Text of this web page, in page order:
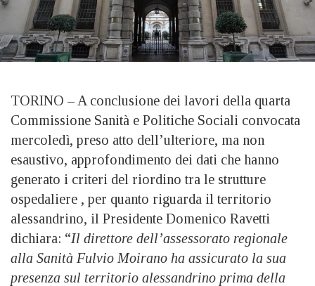
TORINO – A conclusione dei lavori della quarta
Commissione Sanità e Politiche Sociali convocata
mercoledì, preso atto dell’ulteriore, ma non
esaustivo, approfondimento dei dati che hanno
generato i criteri del riordino tra le strutture
ospedaliere , per quanto riguarda il territorio
alessandrino, il Presidente Domenico Ravetti
dichiara: “Il direttore dell’assessorato regionale
alla Sanità Fulvio Moirano ha assicurato la sua
presenza sul territorio alessandrino prima della